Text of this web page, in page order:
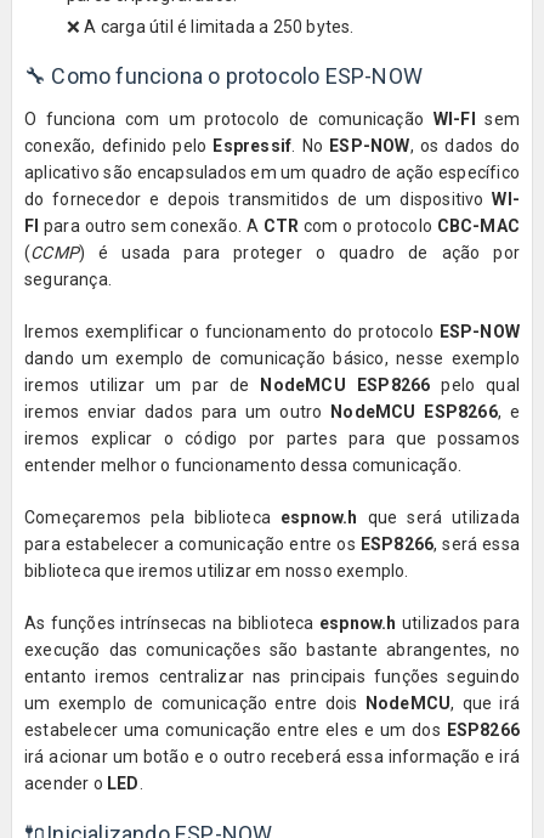
❌ A carga útil é limitada a 250 bytes.
🔧 Como funciona o protocolo ESP-NOW
O funciona com um protocolo de comunicação WI-FI sem
conexão, definido pelo Espressif . No ESP-NOW, os dados do
aplicativo são encapsulados em um quadro de ação específico
do fornecedor e depois transmitidos de um dispositivoWI-
FI para outro sem conexão. A CTR com o protocolo CBC-MAC
(CCMP) é usada para proteger o quadro de ação por
segurança.
Iremos exemplificar o funcionamento do protocolo ESP-NOW
dando um exemplo de comunicação básico, nesse exemplo
iremos utilizar um par de NodeMCU ESP8266 pelo qual
iremos enviar dados para um outro NodeMCU ESP8266, e
iremos explicar o código por partes para que possamos
entender melhor o funcionamento dessa comunicação.
Começaremos pela biblioteca espnow.h
que será utilizada
para estabelecer a comunicação entre os ESP8266, será essa
biblioteca que iremos utilizar em nosso exemplo.
As funções intrínsecas na biblioteca espnow.h utilizados para
execução das comunicações são bastante abrangentes, no
entanto iremos centralizar nas principais funções seguindo
um exemplo de comunicação entre dois NodeMCU, que irá
estabelecer uma comunicação entre eles e um dos ESP8266
irá acionar um botão e o outro receberá essa informação e irá
acender o LED